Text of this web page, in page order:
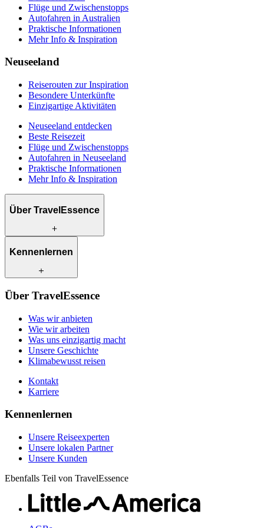
Flüge und Zwischenstopps
Autofahren in Australien
Praktische Informationen
Mehr Info & Inspiration
Neuseeland
Reiserouten zur Inspiration
Besondere Unterkünfte
Einzigartige Aktivitäten
Neuseeland entdecken
Beste Reisezeit
Flüge und Zwischenstopps
Autofahren in Neuseeland
Praktische Informationen
Mehr Info & Inspiration
Über TravelEssence
Was wir anbieten
Was uns einzigartig macht
Klimabewusst reisen
Kontakt
Karriere
Kennenlernen
Unsere Reiseexperten
Unsere Kunden
Über TravelEssence
Was wir anbieten
Wie wir arbeiten
Was uns einzigartig macht
Unsere Geschichte
Klimabewusst reisen
Kontakt
Karriere
Kennenlernen
Unsere Reiseexperten
Unsere lokalen Partner
Unsere Kunden
Ebenfalls Teil von TravelEssence